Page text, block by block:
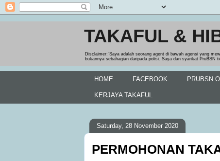
TAKAFUL &
Disclaimer:"Saya adalah seorang agent di bawah agensi yang
bukannya sebahagian daripada polisi. Saya dan syarikat
HOME FACEBOOK PRUBSN
KERJAYA TAKAFUL
Saturday, 28 November 2020
PERMOHONAN